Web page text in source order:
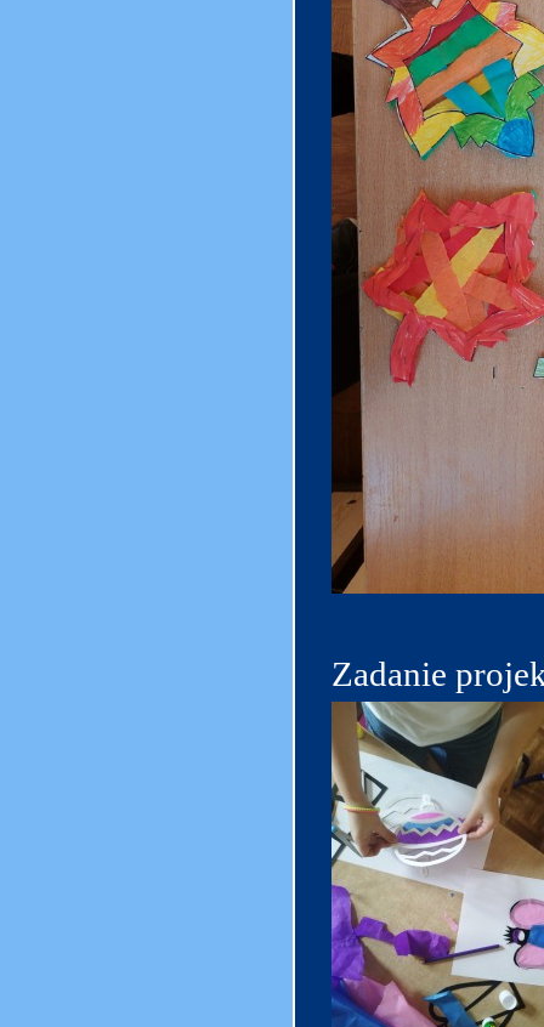
Zadanie